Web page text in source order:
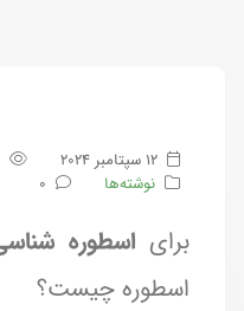
12 سپتامبر 2024
نوشته‌ها
0
برای اسطوره
اسطوره چیست؟